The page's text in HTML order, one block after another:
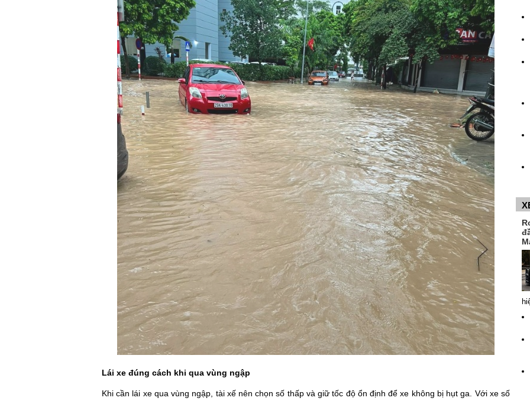
Lái xe đúng cách khi qua vùng ngập
Khi cần lái xe qua vùng ngập, tài xế nên chọn số thấp và giữ tốc độ ổn định để xe không bị hụt ga. Với xe số